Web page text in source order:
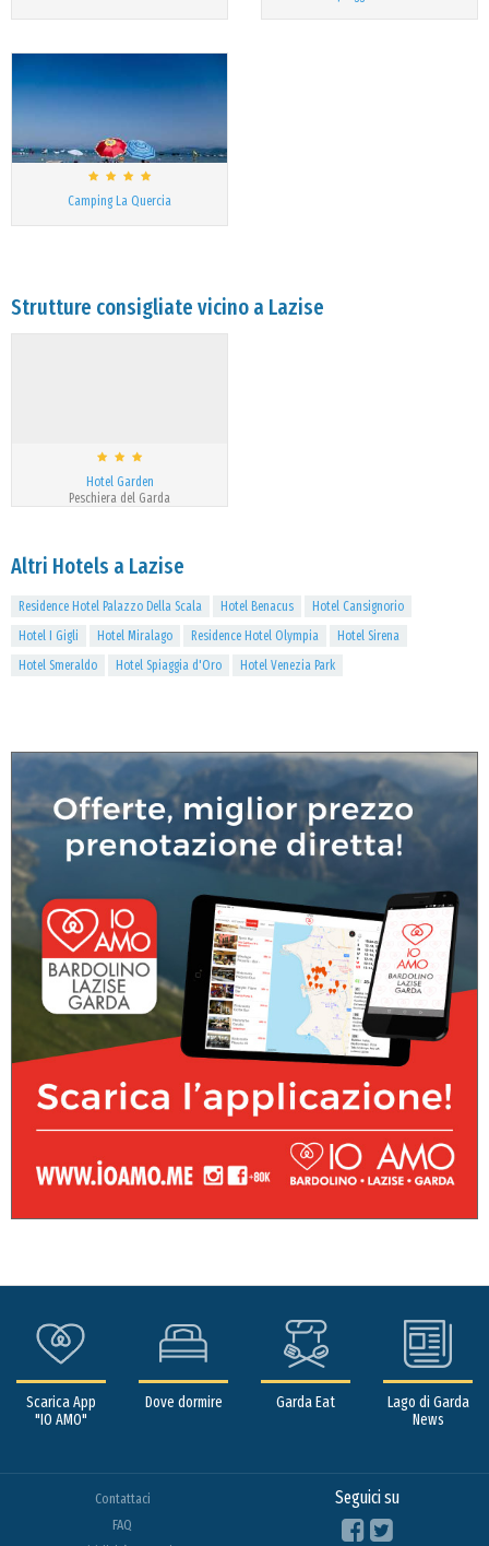
Camping La Quercia
Strutture consigliate vicino a Lazise
Hotel Garden
Peschiera del Garda
Altri Hotels a Lazise
Residence Hotel Palazzo Della Scala Hotel Benacus
Hotel Cansignorio
Hotel I Gigli
Hotel Miralago Residence Hotel Olympia
Hotel Sirena
Hotel Smeraldo
Hotel Spiaggia d'Oro Hotel Venezia Park
Scarica App
"IO AMO"
Dove dormire Garda Eat
Lago di Garda
News
Contattaci
FAQ
Seguici su